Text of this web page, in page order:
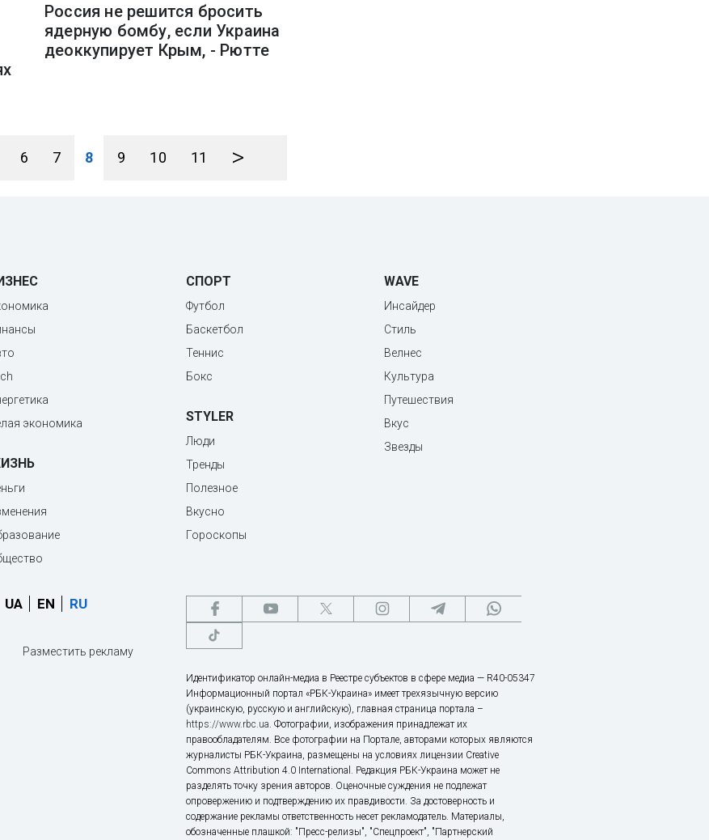
Россия не решится бросить
ядерную бомбу, если Украина
деоккупирует Крым, - Рютте
6 7 8 9 10 11 >
экономика
СПОРТ
Футбол
Баскетбол
Теннис
Бокс
STYLER
Люди
Тренды
Полезное
Вкусно
Гороскопы
WAVE
Инсайдер
Стиль
Велнес
Культура
Путешествия
Вкус
Звезды
UA EN RU
Разместить рекламу
Идентификатор онлайн-медиа в Реестре субъектов в сфере медиа — R40-05347
Информационный портал «РБК-Украина» имеет трехязычную версию
(украинскую, русскую и английскую), главная страница портала –
https://www.rbc.ua. Фотографии, изображения принадлежат их
правообладателям. Все фотографии на Портале, авторами которых являются
журналисты РБК-Украина, размещены на условиях лицензии Creative
Commons Attribution 4.0 International. Редакция РБК-Украина может не
разделять точку зрения авторов. Оценочные суждения не подлежат
опровержению и подтверждению их правдивости. За достоверность и
содержание рекламы ответственность несет рекламодатель. Материалы,
обозначенные плашкой: "Пресс-релизы", "Спецпроект", "Партнерский